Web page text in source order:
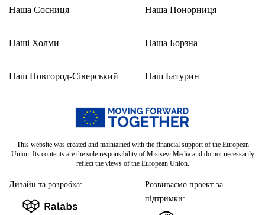
Наша Сосниця
Наші Холми
Наш Новгород-Сіверський
Наша Понорниця
Наша Борзна
Наш Батурин
This website was created and maintained with the financial support of the European
Union. Its contents are the sole responsibility of Mistsevi Media and do not necessarily
reflect the views of the European Union.
Дизайн та розробка:
Розвиваємо проект за
підтримки: